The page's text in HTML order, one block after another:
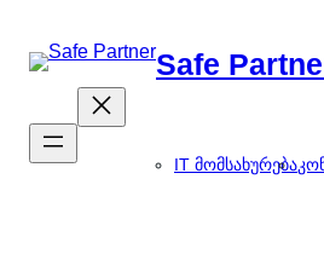
გადასვლა
Safe
IT მომსახურება